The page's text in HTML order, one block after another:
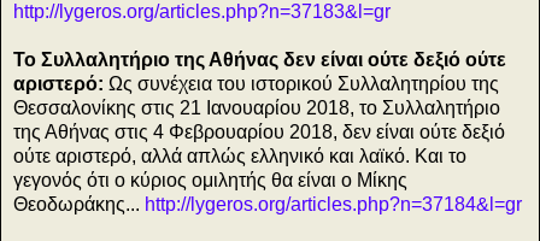
http://lygeros.org/articles.php?n=37183&l=gr
Το Συλλαλητήριο της Αθήνας δεν είναι ούτε δεξιό ούτε
αριστερό: Ως συνέχεια του ιστορικού Συλλαλητηρίου της
Θεσσαλονίκης στις 21 Ιανουαρίου 2018, το Συλλαλητήριο
της Αθήνας στις 4 Φεβρουαρίου 2018, δεν είναι ούτε δεξιό
ούτε αριστερό, αλλά απλώς ελληνικό και λαϊκό. Και το
γεγονός ότι ο κύριος ομιλητής θα είναι ο Μίκης
Θεοδωράκης... http://lygeros.org/articles.php?n=37184&l=gr